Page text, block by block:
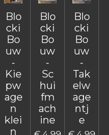
Blo
cki
Bo
uw
-
Kie
pw
age
n
klei
n
Blo
cki
Bo
uw
-
Sc
hui
fm
ach
ine
Blo
cki
Bo
uw
-
Tak
elw
age
ntj
e